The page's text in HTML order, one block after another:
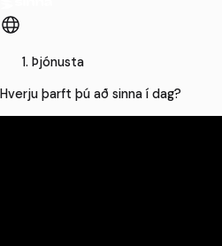
Þjónusta
Hverju þarft þú að sinna í dag?